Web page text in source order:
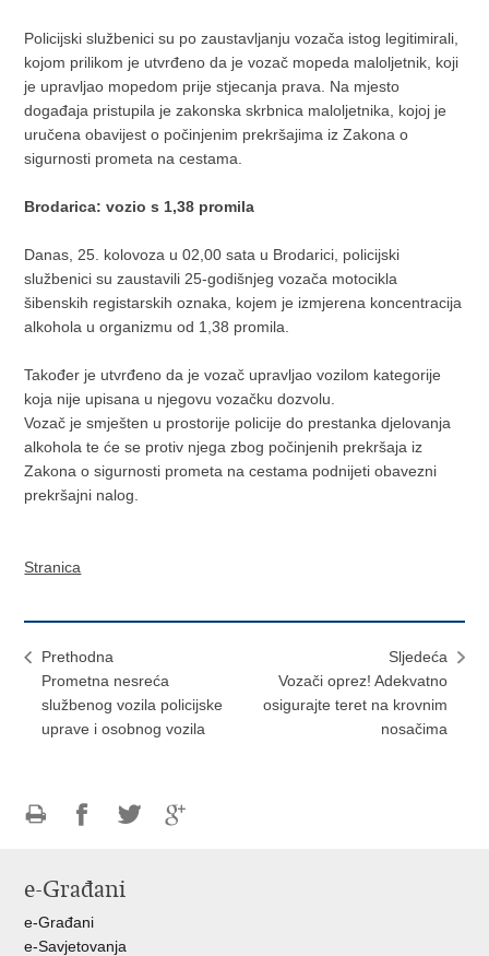
Policijski službenici su po zaustavljanju vozača istog legitimirali,
kojom prilikom je utvrđeno da je vozač mopeda maloljetnik, koji
je upravljao mopedom prije stjecanja prava. Na mjesto
događaja pristupila je zakonska skrbnica maloljetnika, kojoj je
uručena obavijest o počinjenim prekršajima iz Zakona o
sigurnosti prometa na cestama.
Brodarica: vozio s 1,38 promila
Danas, 25. kolovoza u 02,00 sata u Brodarici, policijski
službenici su zaustavili 25-godišnjeg vozača motocikla
šibenskih registarskih oznaka, kojem je izmjerena koncentracija
alkohola u organizmu od 1,38 promila.
Također je utvrđeno da je vozač upravljao vozilom kategorije
koja nije upisana u njegovu vozačku dozvolu.
Vozač je smješten u prostorije policije do prestanka djelovanja
alkohola te će se protiv njega zbog počinjenih prekršaja iz
Zakona o sigurnosti prometa na cestama podnijeti obavezni
prekršajni nalog.
Stranica
Prethodna
Prometna nesreća
službenog vozila policijske
uprave i osobnog vozila
Sljedeća
Vozači oprez! Adekvatno
osigurajte teret na krovnim
nosačima
FacebookuTwitteru
e-Građani
e-Građani
e-Savjetovanja